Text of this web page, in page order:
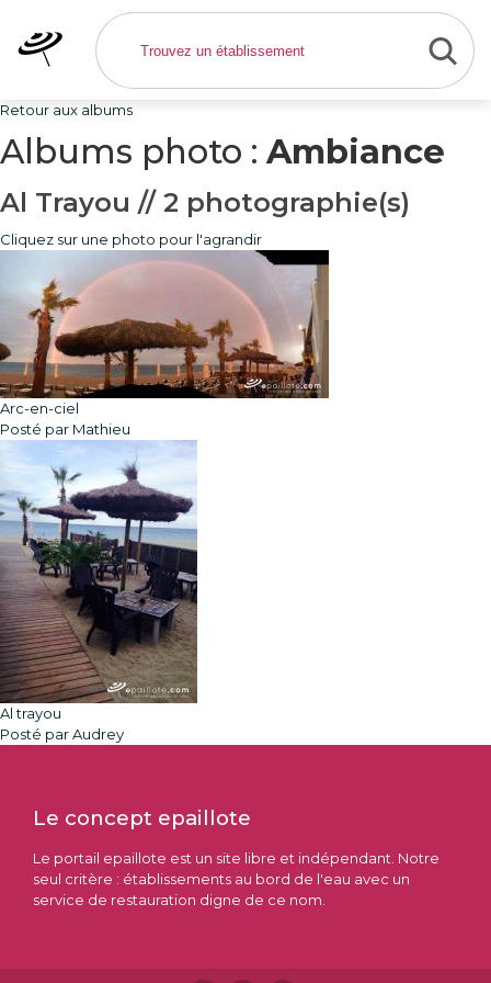
Retour aux albums
Albums photo : Ambiance
Al Trayou // 2 photographie(s)
Cliquez sur une photo pour l'agrandir
Arc-en-ciel
Posté par Mathieu
Al trayou
Posté par Audrey
Le concept epaillote
Le portail epaillote est un site libre et indépendant. Notre
seul critère : établissements au bord de l'eau avec un
service de restauration digne de ce nom.